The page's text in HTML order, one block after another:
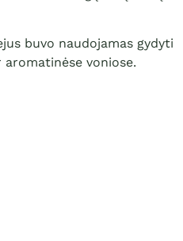
buvo naudojamas gydyti
voniose.